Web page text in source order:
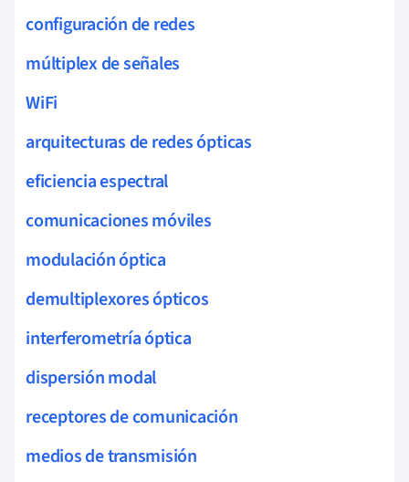
configuración de redes
múltiplex de señales
WiFi
arquitecturas de redes ópticas
eficiencia espectral
comunicaciones móviles
modulación óptica
demultiplexores ópticos
interferometría óptica
dispersión modal
receptores de comunicación
medios de transmisión